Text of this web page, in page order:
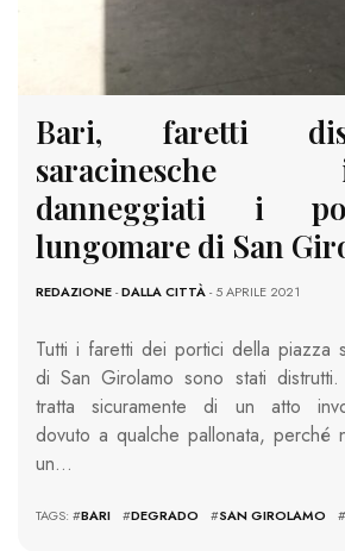
Bari, faretti
saracinesche
danneggiati i
lungomare di San
REDAZIONE-DALLA CITTÀ- 5 APRILE 2021
Tutti i faretti dei portici della piazza
di San Girolamo sono stati
tratta sicuramente di un atto
dovuto a qualche pallonata, perché
un…
TAGS: #BARI #DEGRADO #SAN GIROLAMO #